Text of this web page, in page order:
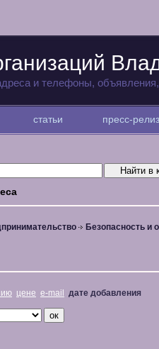
и телефоны,
статьи пресс-
Безопасность и
цене e-mail дате добавления